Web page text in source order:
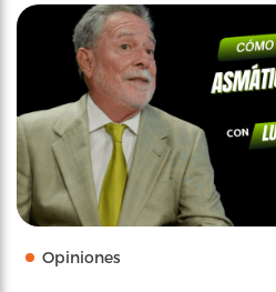
Opiniones